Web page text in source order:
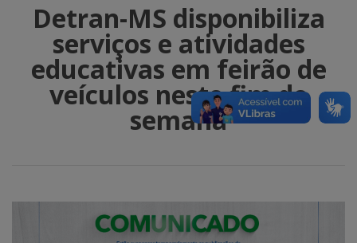
Detran-MS disponibiliza
serviços e atividades
educativas em feirão de
veículos neste fim de
semana